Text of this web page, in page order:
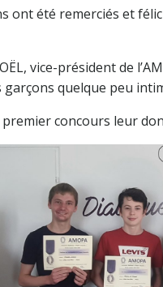
ont été remerciés et
vice-président de
garçons quelque peu
concours leur